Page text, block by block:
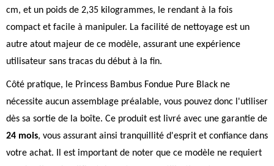
cm, et un poids de 2,35 kilogrammes, le rendant à la fois
compact et facile à manipuler. La facilité de nettoyage est un
autre atout majeur de ce modèle, assurant une expérience
utilisateur sans tracas du début à la fin.
Côté pratique, le Princess Bambus Fondue Pure Black ne
nécessite aucun assemblage préalable, vous pouvez donc l'utiliser
dès sa sortie de la boîte. Ce produit est livré avec une garantie de
24 mois, vous assurant ainsi tranquillité d'esprit et confiance dans
votre achat. Il est important de noter que ce modèle ne requiert